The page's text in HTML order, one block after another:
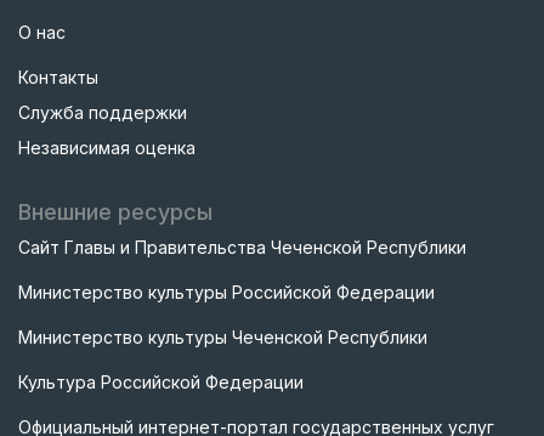
О нас
Контакты
Служба поддержки
Независимая оценка
Внешние ресурсы
Сайт Главы и Правительства Чеченской Республики
Министерство культуры Российской Федерации
Министерство культуры Чеченской Республики
Культура Российской Федерации
Официальный интернет-портал государственных услуг